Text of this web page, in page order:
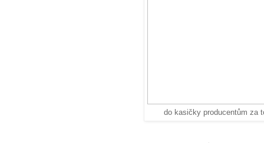
do kasičky producentům za